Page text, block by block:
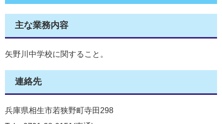
主な業務内容
矢野川中学校に関すること。
連絡先
兵庫県相生市若狭野町寺田298